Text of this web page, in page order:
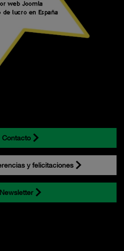
Contacto
y felicitaciones
Newsletter